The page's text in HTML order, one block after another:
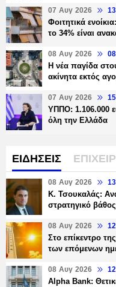
07 Αυγ 2026
Φοιτητικά
το 34% είναι
08 Αυγ 2026
Η νέα παγίδα
ακίνητα εκτός
07 Αυγ 2026
ΥΠΠΟ: 1.106.000
όλη την Ελλάδα
ΕΙΔΗΣΕΙΣ
08 Αυγ 2026
Κ. Τσουκαλάς:
στρατηγικό βάθος
08 Αυγ 2026
Στο επίκεντρο
των επόμενων
08 Αυγ 2026
Alpha Bank: